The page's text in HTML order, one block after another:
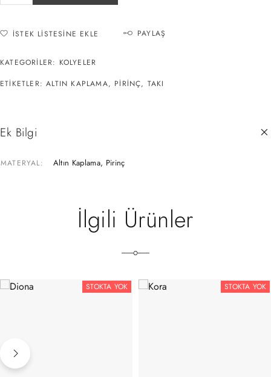
İSTEK LISTESINE EKLE PAYLAŞ
KATEGORILER: KOLYELER
ETIKETLER:ALTIN KAPLAMA, PIRINÇ, TAKI
Ek Bilgi
MATERYAL Altın Kaplama, Pirinç
İlgili Ürünler
STOKTA YOK STOKTA YOK